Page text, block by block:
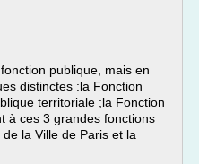
publique, mais en
distinctes :la Fonction
territoriale ;la Fonction
à ces 3 grandes fonctions
la Ville de Paris et la